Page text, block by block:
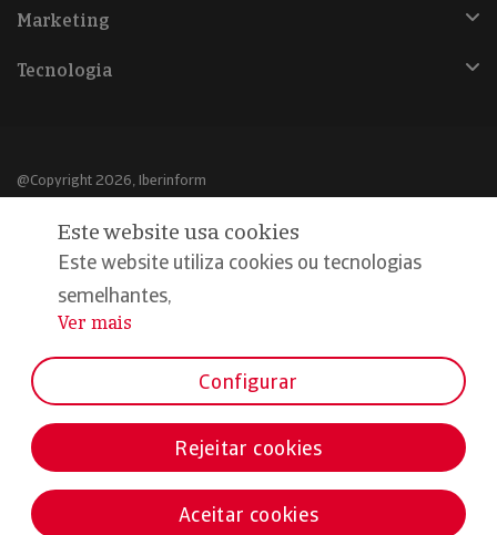
Marketing
Tecnologia
@Copyright 2026, Iberinform
Aviso legal
Política de cookies
Declaração de privacidade
Este website usa cookies
Este website utiliza cookies ou tecnologias
semelhantes,
...
Ver mais
Configurar
Rejeitar cookies
Aceitar cookies